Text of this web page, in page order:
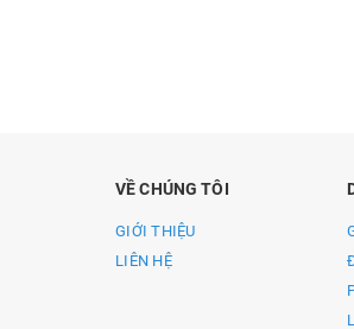
kế theo các gam màu độc
ƯU ĐIỂM NỔI BẬT GIÀY CẦU
Giày cầu lông Mizuno Wave
VỀ CHÚNG TÔI
GIỚI THIỆU
LIÊN HỆ